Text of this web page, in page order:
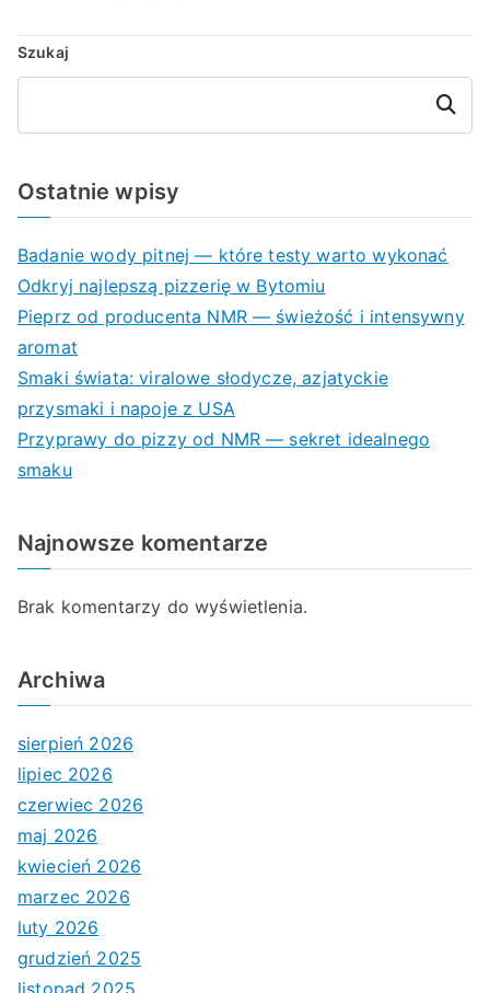
Szukaj
Szukaj
Ostatnie wpisy
Badanie wody pitnej — które testy warto wykonać
Odkryj najlepszą pizzerię w Bytomiu
Pieprz od producenta NMR — świeżość i intensywny
aromat
Smaki świata: viralowe słodycze, azjatyckie
przysmaki i napoje z USA
Przyprawy do pizzy od NMR — sekret idealnego
smaku
Najnowsze komentarze
Brak komentarzy do wyświetlenia.
Archiwa
sierpień 2026
lipiec 2026
czerwiec 2026
maj 2026
kwiecień 2026
marzec 2026
luty 2026
grudzień 2025